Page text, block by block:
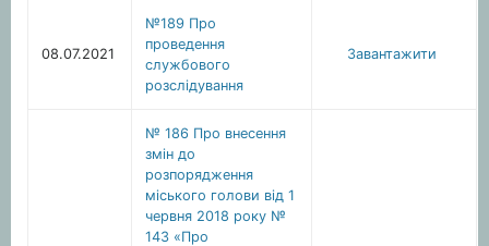
08.07.2021
№189 Про
проведення
службового
розслідування
Завантажити
№ 186 Про внесення
змін до
розпорядження
міського голови від 1
червня 2018 року №
143 «Про